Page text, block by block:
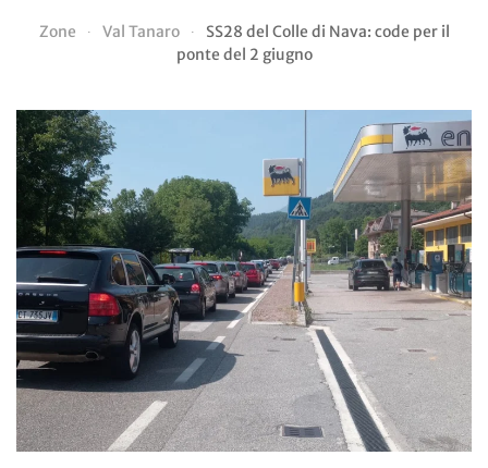
Zone Val Tanaro
SS28 del Colle di Nava: code per il
ponte del 2 giugno